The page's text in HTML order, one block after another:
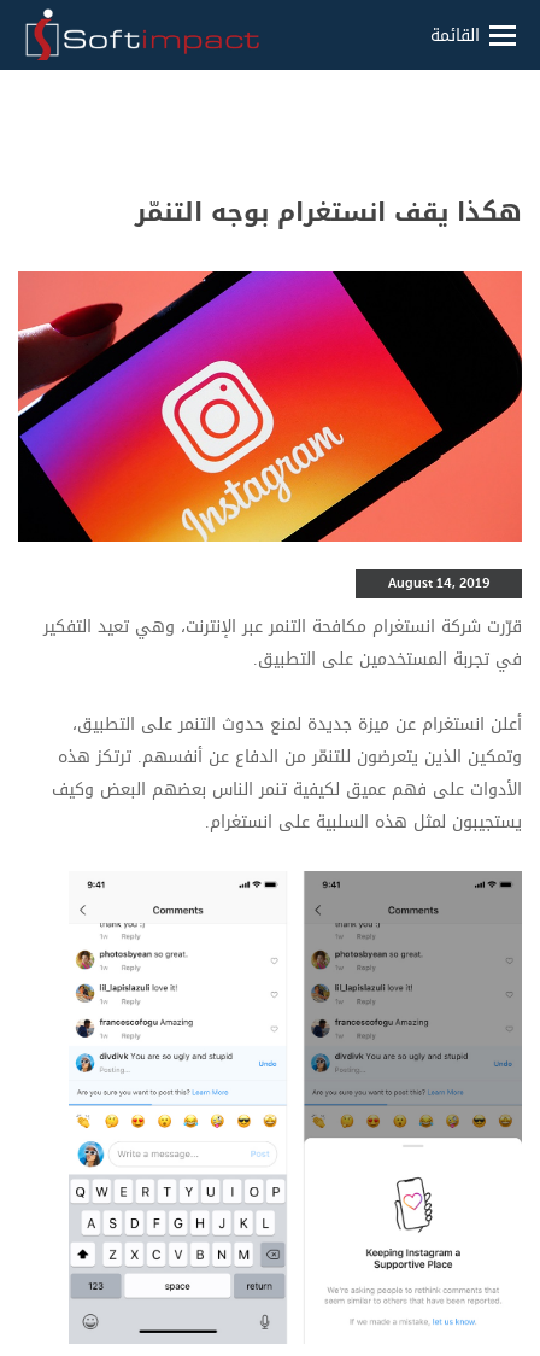
القائمة
هكذا يقف انستغرام بوجه التنمّر
August 14, 2019
قرّرت شركة انستغرام مكافحة التنمر عبر الإنترنت، وهي تعيد التفكير
في تجربة المستخدمين على التطبيق.
أعلن انستغرام عن ميزة جديدة لمنع حدوث التنمر على التطبيق،
وتمكين الذين يتعرضون للتنمّر من الدفاع عن أنفسهم. ترتكز هذه
الأدوات على فهم عميق لكيفية تنمر الناس بعضهم البعض وكيف
يستجيبون لمثل هذه السلبية على انستغرام.